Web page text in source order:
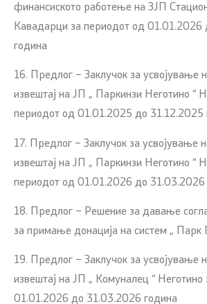
финансиското работење на ЗЈП
Кавадарци за периодот од
година
16. Предлог – Заклучок за усвојување
извештај на ЈП „ Паркинзи Неготино “
периодот од 01.01.2025 до 31.12.2025
17. Предлог – Заклучок за усвојување
извештај на ЈП „ Паркинзи Неготино “
периодот од 01.01.2026 до 31.03.2026
18. Предлог – Решение за давање
за примање донација на систем „ Парк
19. Предлог – Заклучок за усвојување
извештај на ЈП „ Комуналец “
01.01.2026 до 31.03.2026 година